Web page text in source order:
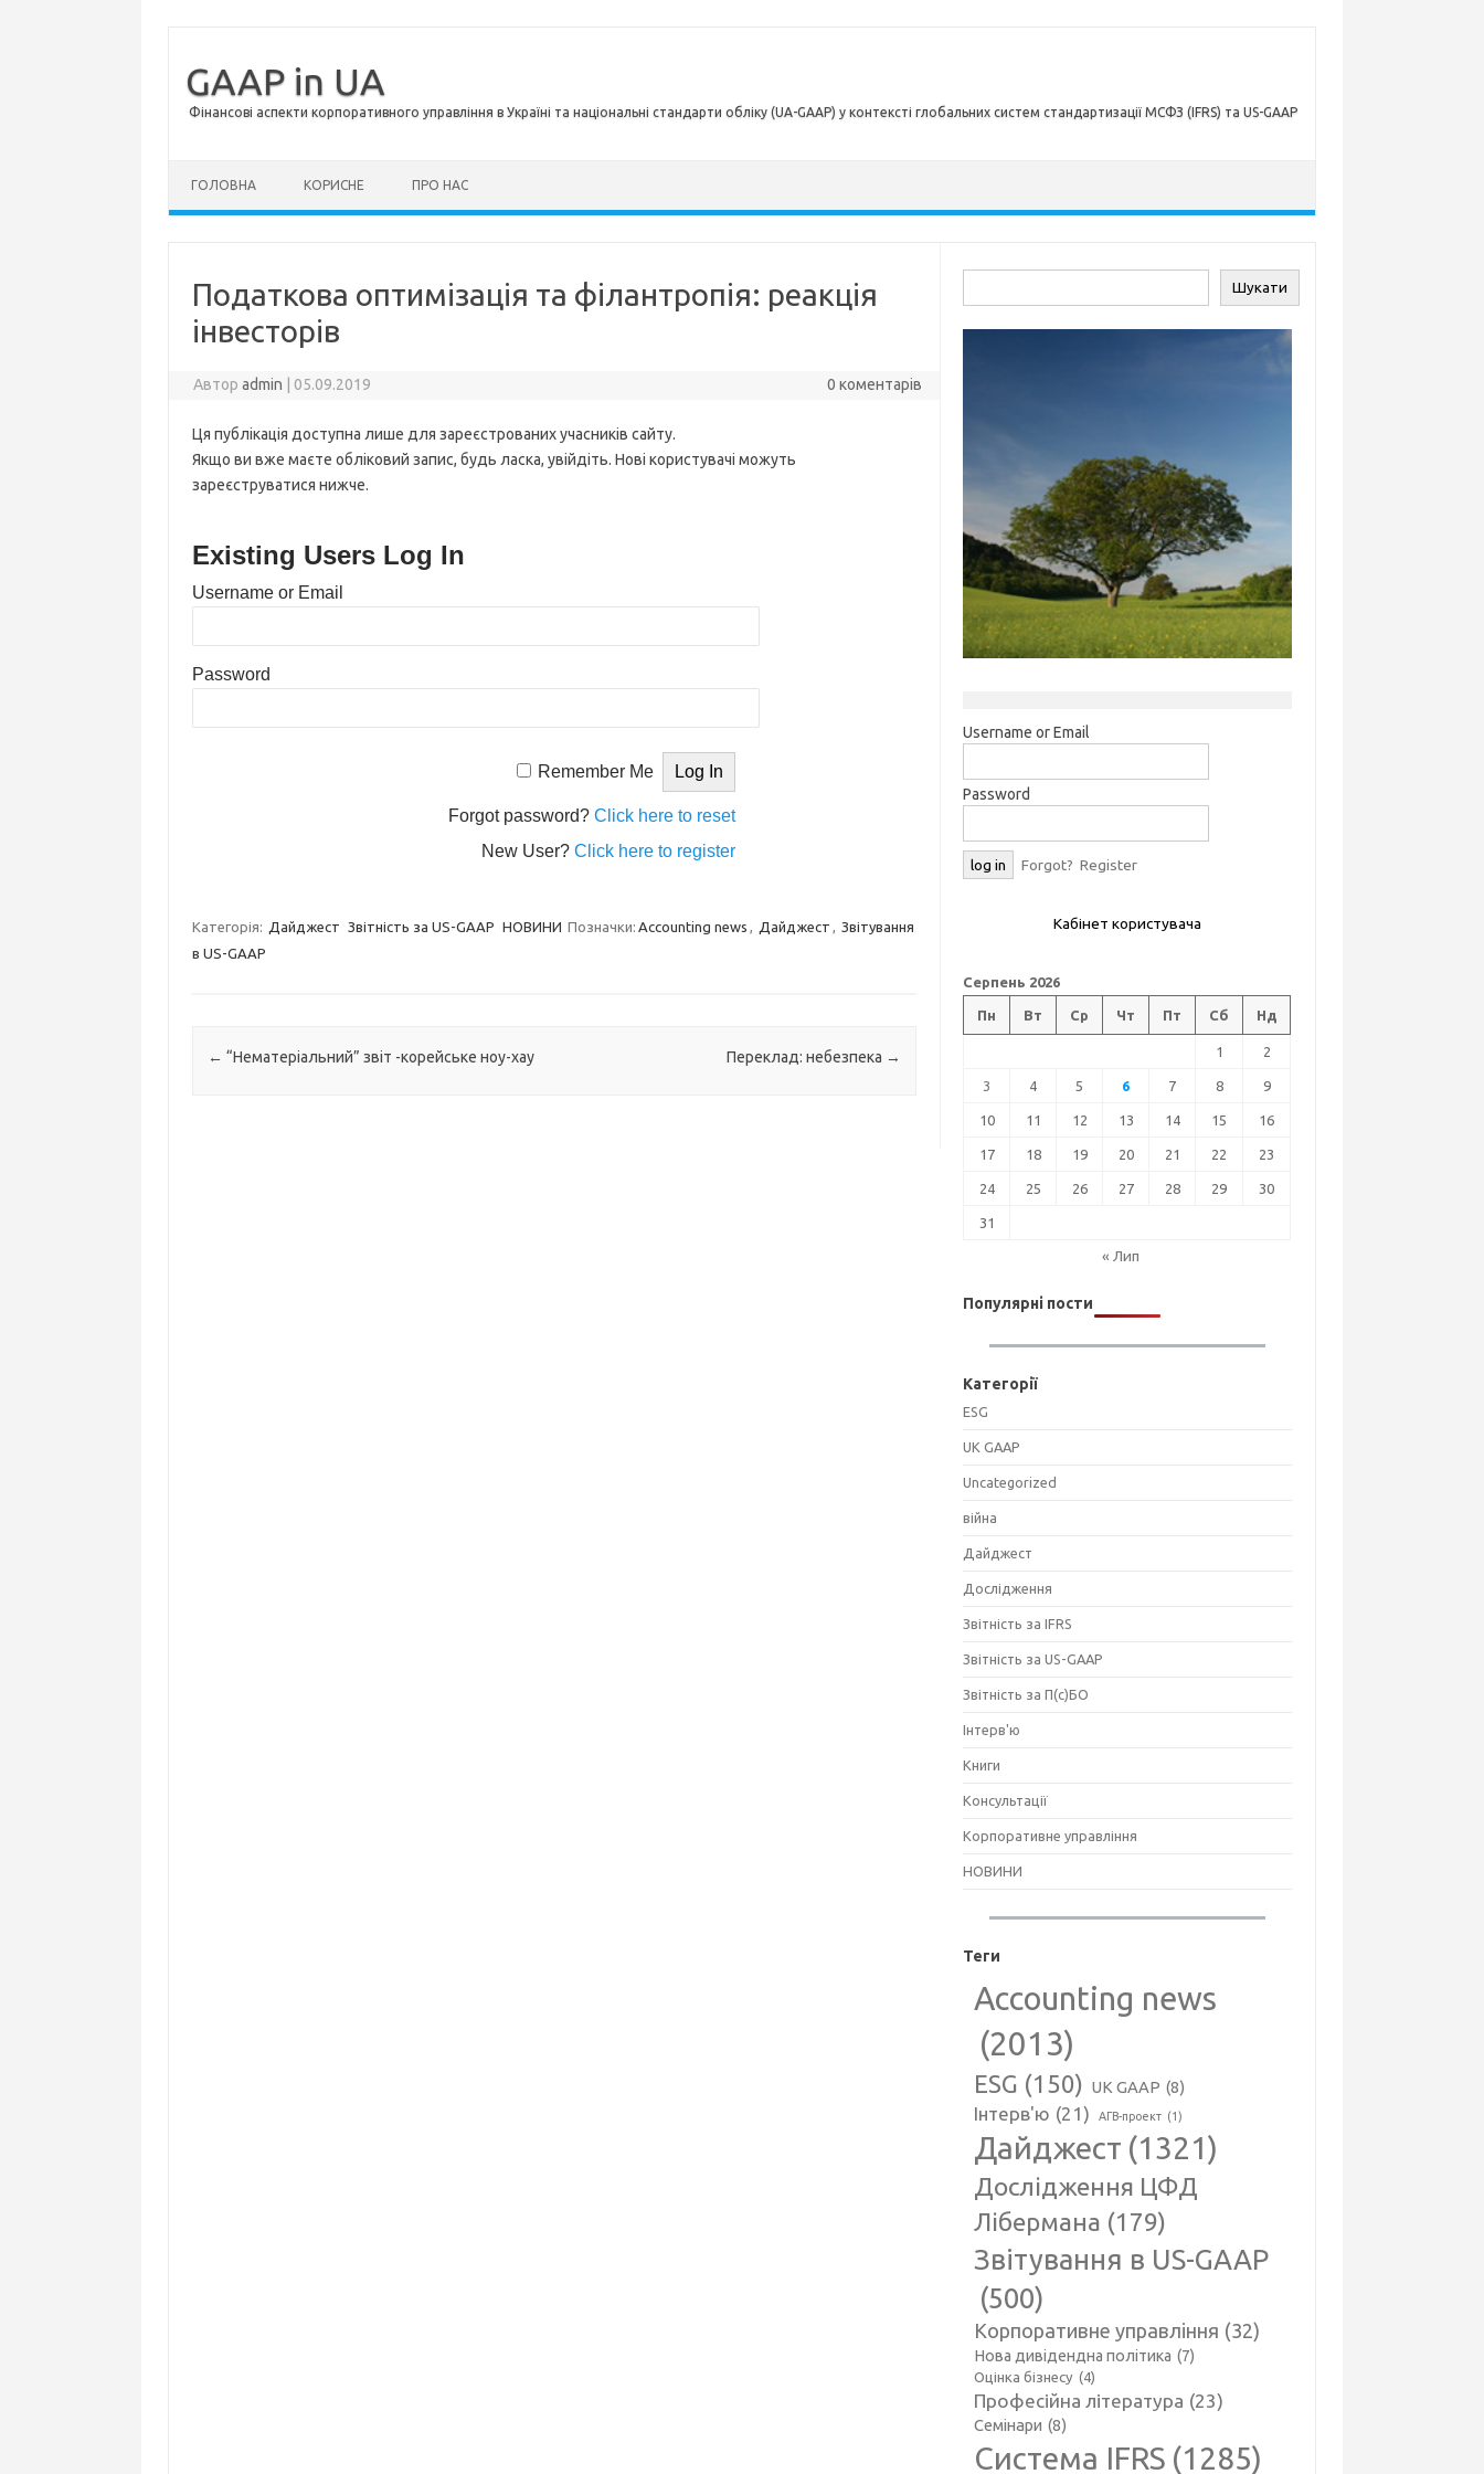
GAAP in UA
Фінансові аспекти корпоративного управління в Україні та національні стандарти обліку (UA-GAAP) у контексті глобальних систем стандартизації МСФЗ (IFRS) та US-GAAP
ГОЛОВНА КОРИСНЕ ПРО НАС
Податкова оптимізація та філантропія: реакція
інвесторів
Авторadmin 05.09.2019 0 коментарів
Ця публікація доступна лише для зареєстрованих учасників сайту.
Якщо ви вже маєте обліковий запис, будь ласка, увійдіть. Нові користувачі можуть
зареєструватися нижче.
Existing Users Log In
Username or Email
Password
Remember Me
Forgot password? Click here to reset
New User? Click here to register
Категорія: Дайджест Звітність за US-GAAP НОВИНИ Позначки: Accounting news , Дайджест , Звітування
в US-GAAP
Навігація по запису
← “Нематеріальний” звіт -корейське ноу-хау Переклад: небезпека →
Шукати
Username or Email
Password
Forgot? Register
Кабінет користувача
Серпень 2026
Пн Вт Ср Чт Пт Сб Нд
1 2
3 4 5 6 7 8 9
10 11 12 13 14 15 16
17 18 19 20 21 22 23
24 25 26 27 28 29 30
31
« Лип
Популярні пости
Категорії
ESG
UK GAAP
Uncategorized
війна
Дайджест
Дослідження
Звітність за IFRS
Звітність за US-GAAP
Звітність за П(с)БО
Інтерв'ю
Книги
Консультації
Корпоративне управління
НОВИНИ
Теги
Accounting news
(2013)
ESG (150) UK GAAP (8)
Інтерв'ю (21) АГВ-проект (1)
Дайджест (1321)
Дослідження ЦФД
Лібермана (179)
Звітування в US-GAAP
(500)
Корпоративне управління (32)
Нова дивідендна політика (7)
Оцінка бізнесу (4)
Професійна література (23)
Семінари (8)
Система IFRS (1285)